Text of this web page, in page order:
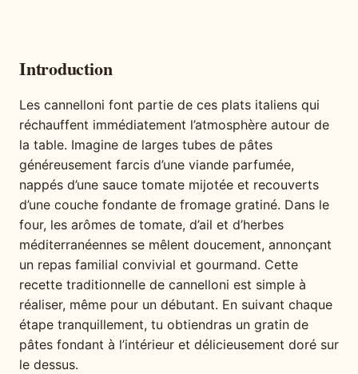
Introduction
Les cannelloni font partie de ces plats italiens qui
réchauffent immédiatement l’atmosphère autour de
la table. Imagine de larges tubes de pâtes
généreusement farcis d’une viande parfumée,
nappés d’une sauce tomate mijotée et recouverts
d’une couche fondante de fromage gratiné. Dans le
four, les arômes de tomate, d’ail et d’herbes
méditerranéennes se mêlent doucement, annonçant
un repas familial convivial et gourmand. Cette
recette traditionnelle de cannelloni est simple à
réaliser, même pour un débutant. En suivant chaque
étape tranquillement, tu obtiendras un gratin de
pâtes fondant à l’intérieur et délicieusement doré sur
le dessus.